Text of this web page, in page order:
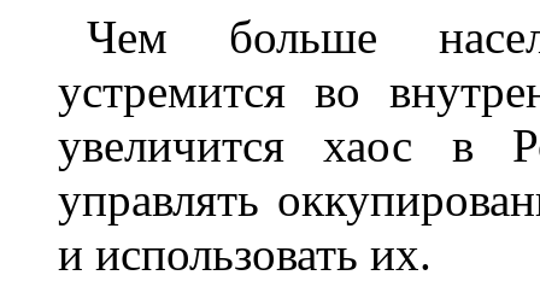
Чем больше
устремится во
увеличится хаос в
управлять
и использовать их.